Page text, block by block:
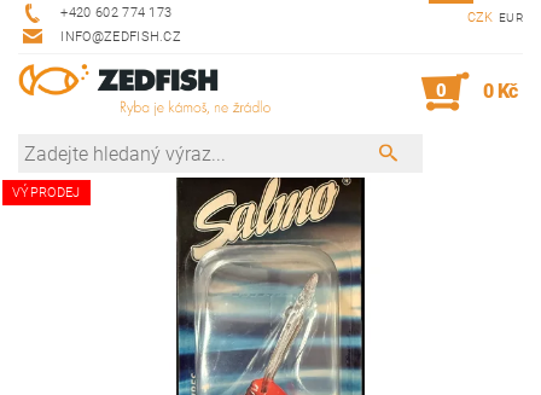
+420 602 774 173
INFO@ZEDFISH.CZ
CZK EUR
0 0 Kč
VÝPRODEJ